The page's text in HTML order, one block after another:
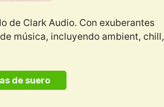
de Clark Audio. Con exuberantes
música, incluyendo ambient, chill,
de suero